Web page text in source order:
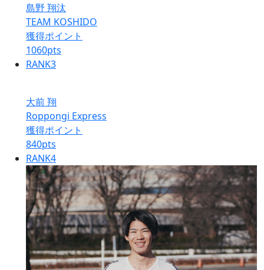
島野 翔汰
TEAM KOSHIDO
獲得ポイント
1060pts
RANK3
大前 翔
Roppongi Express
獲得ポイント
840pts
RANK4